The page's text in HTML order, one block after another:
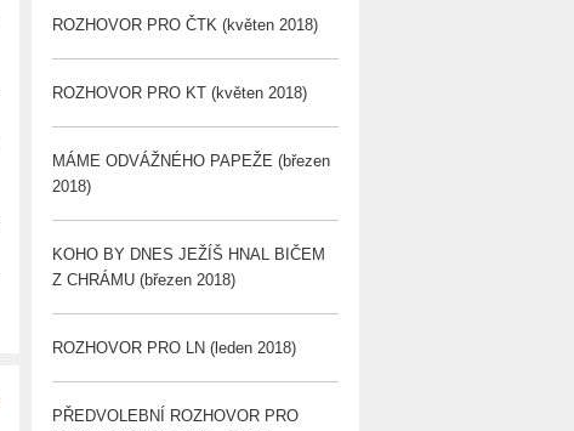
ROZHOVOR PRO ČTK (květen 2018)
ROZHOVOR PRO KT (květen 2018)
MÁME ODVÁŽNÉHO PAPEŽE (březen
2018)
KOHO BY DNES JEŽÍŠ HNAL BIČEM
Z CHRÁMU (březen 2018)
ROZHOVOR PRO LN (leden 2018)
PŘEDVOLEBNÍ ROZHOVOR PRO